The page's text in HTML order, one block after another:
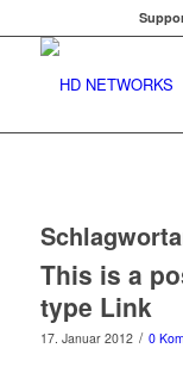
This is a
type Link
17. Januar 2012 / 0